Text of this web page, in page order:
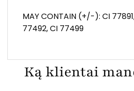
MAY CONTAIN (+/-): CI
77492, CI 77499
Ką klientai